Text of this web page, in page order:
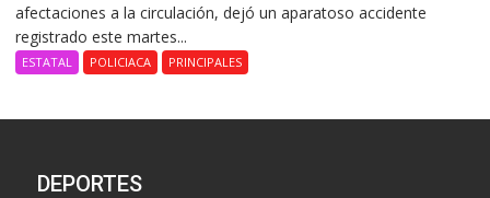
afectaciones a la circulación, dejó un aparatoso accidente
registrado este martes...
ESTATAL POLICIACA PRINCIPALES
DEPORTES